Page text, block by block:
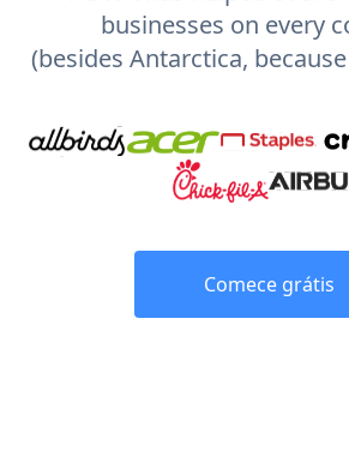
businesses on every
(besides Antarctica,
Comece grátis